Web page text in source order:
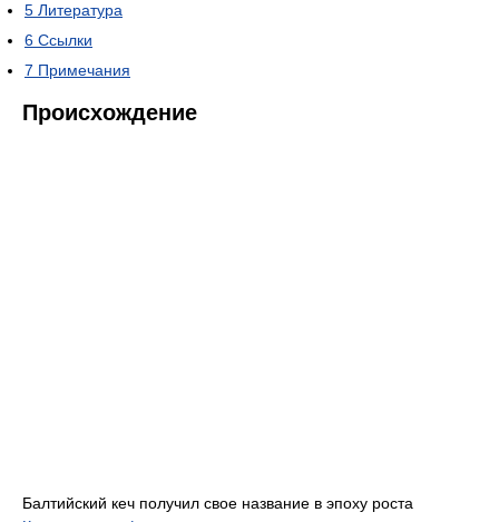
5 Литература
6 Ссылки
7 Примечания
Происхождение
Балтийский кеч получил свое название в эпоху роста